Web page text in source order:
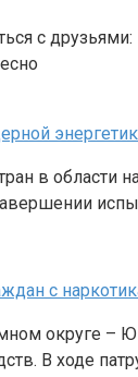
с друзьями:
в области
с
округе –
В ходе